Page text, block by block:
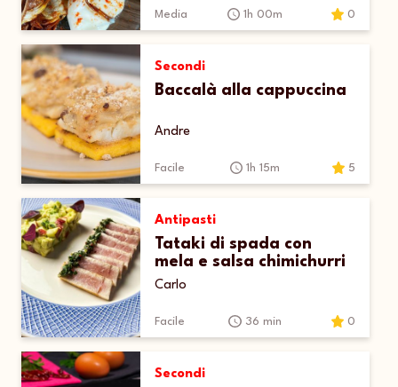
Media 1h 00m 0
Secondi
Baccalà alla cappuccina
Andre
Facile 1h 15m 5
Antipasti
Tataki di spada con
mela e salsa chimichurri
Carlo
Facile 36 min 0
Secondi